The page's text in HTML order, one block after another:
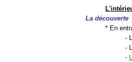
La découverte
* En
-
-
-